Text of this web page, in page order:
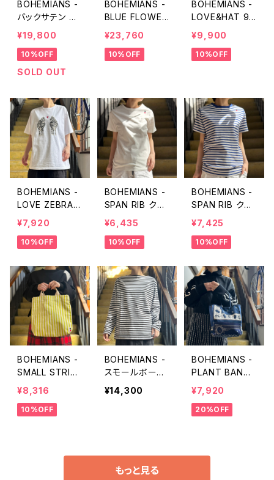
BOHEMIANS -
バックサテン タ
ックルーズパン
¥19,800
10%OFF
SOLD OUT
BOHEMIANS -
BLUE FLOWER
(ブルーフラワ
ー) オープンカ
ラーシャツ
¥23,760
10%OFF
BOHEMIANS -
LOVE&HAT 9H
EART パッチワ
ーク S/S TEE
¥9,900
10%OFF
BOHEMIANS -
LOVE ZEBRA
S/S TEE
¥7,920
10%OFF
BOHEMIANS -
SPAN RIB クル
ーネック ショー
トスリーブTシャ
ツ
¥6,435
10%OFF
BOHEMIANS -
SPAN RIB クル
ーネック ボーダ
ーショートスリー
ブTシャツ
¥7,425
10%OFF
BOHEMIANS -
SMALL STRIPE
トートショルダー
バッグ
¥8,316
10%OFF
BOHEMIANS -
スモールボーダ
ー ボートネック
長袖Tシャツ
¥14,300
BOHEMIANS -
PLANT BANDA
NA柄 ミニトー
トバッグ
¥7,920
20%OFF
もっと見る